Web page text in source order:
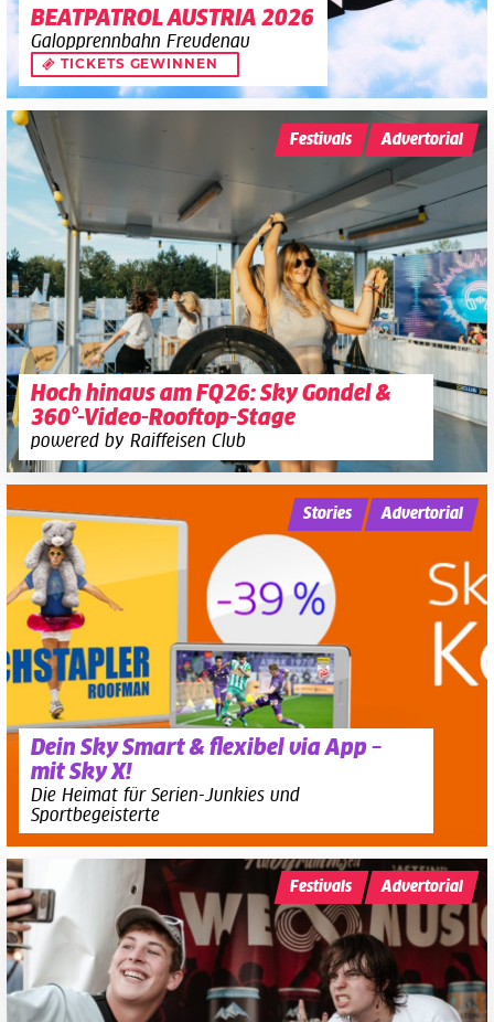
BEATPATROL AUSTRIA 2026
Galopprennbahn Freudenau
TICKETS GEWINNEN
Hoch hinaus am FQ26: Sky Gondel &
360°-Video-Rooftop-Stage
powered by Raiffeisen Club
Festivals Advertorial
Dein Sky Smart & flexibel via App –
mit Sky X!
Die Heimat für Serien-Junkies und
Sportbegeisterte
Stories Advertorial
Festivals Advertorial